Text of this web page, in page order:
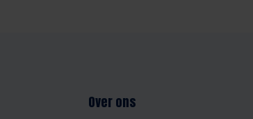
Over ons